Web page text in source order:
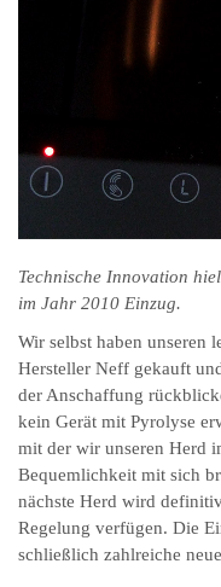
Technische Innovation
im Jahr 2010 Einzug.
Wir selbst haben unseren
Hersteller Neff gekauft
der Anschaffung
kein Gerät mit Pyrolyse
mit der wir unseren Herd
Bequemlichkeit mit sich
nächste Herd wird
Regelung verfügen. Die
schließlich zahlreiche